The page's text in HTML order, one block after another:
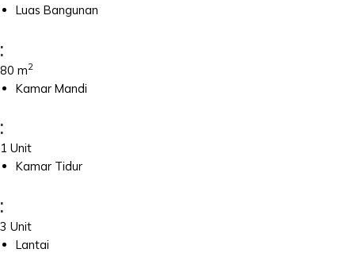
Luas Bangunan
:
80 m2
Kamar Mandi
:
1 Unit
Kamar Tidur
:
3 Unit
Lantai